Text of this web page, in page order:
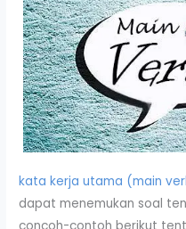
kata kerja utama (main
dapat menemukan soal
concoh-contoh berikut